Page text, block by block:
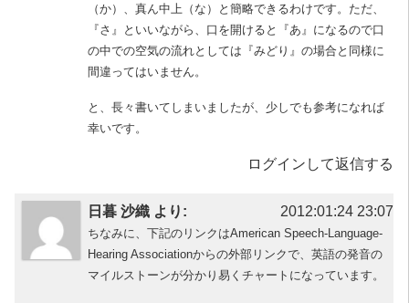
（か）、真ん中上（な）と簡略できるわけです。ただ、
『さ』といいながら、口を開けると『あ』になるので口
の中での空気の流れとしては『みどり』の場合と同様に
間違ってはいません。
と、長々書いてしまいましたが、少しでも参考になれば
幸いです。
ログインして返信する
日暮 沙織 より: 2012:01:24 23:07
ちなみに、下記のリンクはAmerican Speech-Language-
Hearing Associationからの外部リンクで、英語の発音の
マイルストーンが分かり易くチャートになっています。